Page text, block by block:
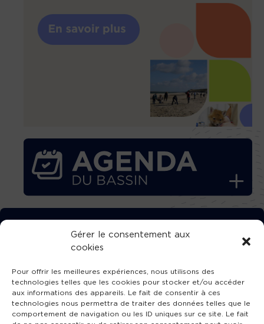
Gérer le consentement aux
cookies
Pour offrir les meilleures expériences, nous utilisons des
technologies telles que les cookies pour stocker et/ou accéder
aux informations des appareils. Le fait de consentir à ces
technologies nous permettra de traiter des données telles que le
comportement de navigation ou les ID uniques sur ce site. Le fait
TÉLÉCHARGEZ GRATUITEMENT
L’APPLICATION TVBA !
SUIVEZ-NOUS !